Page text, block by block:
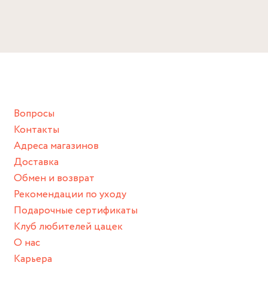
Снимайте ваше украшение перед купанием (и в море, и в
спортивный инвентарь).
Храните изделие в сухом месте.
Для надежного хранения мы доставляем все изделия в
нашей фирменной коробке или упаковке бренда.
Пожалуйста, используйте эту упаковку для хранения,
пока не носите украшение на себе.
Вопросы
Контакты
Адреса магазинов
Доставка
Обмен и возврат
Рекомендации по уходу
Подарочные сертификаты
Клуб любителей цацек
О нас
Карьера